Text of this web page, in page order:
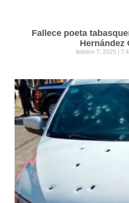
Fallece poeta
Hernández
febrero 7, 2025